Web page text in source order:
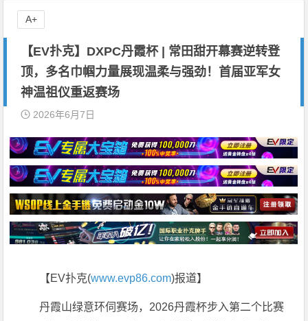
【EV扑克】DXPC丹霞杯 | 常田甜开幕赛逆转登
顶，多名巾帼力量展现温柔与强劲！首届亚军女
神温祖仪重返赛场
2026年6月7日
【EV扑克(www.evp86.com)报道】
丹霞山绿意环伺赛场，2026丹霞杯步入第二个比赛
A+